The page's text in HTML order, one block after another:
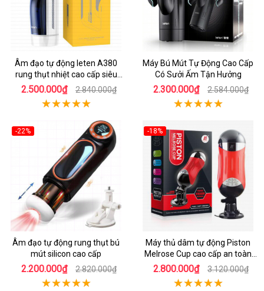
Âm đạo tự động leten A380
rung thụt nhiệt cao cấp siêu
thực
2.500.000₫ 2.840.000₫
Máy Bú Mút Tự Động Cao Cấp
Có Sưởi Ấm Tận Hưởng
2.300.000₫ 2.584.000₫
-22%
Âm đạo tự động rung thụt bú
mút silicon cao cấp
2.200.000₫ 2.820.000₫
-18%
Máy thủ dâm tự động Piston
Melrose Cup cao cấp an toàn
FDA
2.800.000₫ 3.120.000₫